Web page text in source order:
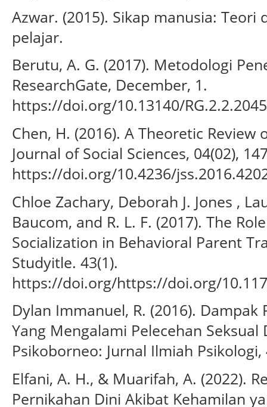
Azwar. (2015). Sikap manusia:
pelajar.
Berutu, A. G. (2017). Metodologi
ResearchGate, December, 1.
https://doi.org/10.13140/
Chen, H. (2016). A Theoretic
Journal of Social Sciences, 04(02),
https://doi.org/10.4236/
Chloe Zachary, Deborah J. Jones ,
Baucom, and R. L. F. (2017). The
Socialization in Behavioral Parent
Studyitle. 43(1).
https://doi.org/https://doi.org/
Dylan Immanuel, R. (2016). Dampak
Yang Mengalami Pelecehan Seksual
Psikoborneo: Jurnal Ilmiah Psikologi,
Elfani, A. H., & Muarifah, A. (2022).
Pernikahan Dini Akibat Kehamilan